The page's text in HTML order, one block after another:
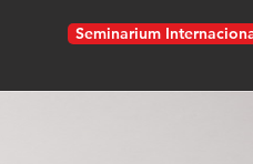
Seminarium